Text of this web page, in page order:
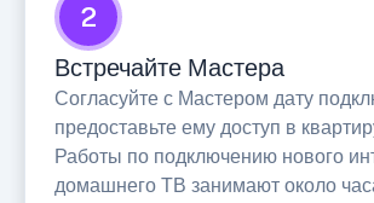
2
Встречайте Мастера
Согласуйте с Мастером дату
предоставьте ему доступ в
Работы по подключению нового
домашнего ТВ занимают около